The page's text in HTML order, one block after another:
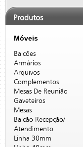
Produtos
Móveis
Balcões
Armários
Arquivos
Complementos
Mesas De Reunião
Gaveteiros
Mesas
Balcão Recepção/
Atendimento
Linha 30mm